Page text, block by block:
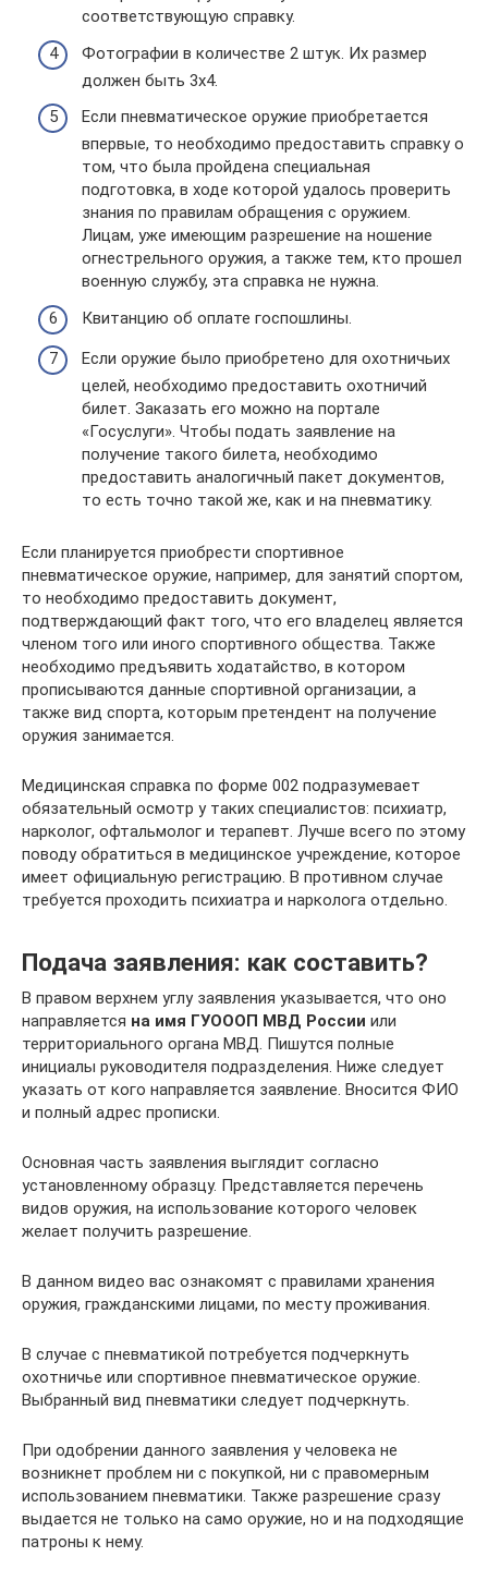
соответствующую справку.
Фотографии в количестве 2 штук. Их размер
должен быть 3х4.
Если пневматическое оружие приобретается
впервые, то необходимо предоставить справку о
том, что была пройдена специальная
подготовка, в ходе которой удалось проверить
знания по правилам обращения с оружием.
Лицам, уже имеющим разрешение на ношение
огнестрельного оружия, а также тем, кто прошел
военную службу, эта справка не нужна.
Квитанцию об оплате госпошлины.
Если оружие было приобретено для охотничьих
целей, необходимо предоставить охотничий
билет. Заказать его можно на портале
«Госуслуги». Чтобы подать заявление на
получение такого билета, необходимо
предоставить аналогичный пакет документов,
то есть точно такой же, как и на пневматику.
Если планируется приобрести спортивное
пневматическое оружие, например, для занятий спортом,
то необходимо предоставить документ,
подтверждающий факт того, что его владелец является
членом того или иного спортивного общества. Также
необходимо предъявить ходатайство, в котором
прописываются данные спортивной организации, а
также вид спорта, которым претендент на получение
оружия занимается.
Медицинская справка по форме 002 подразумевает
обязательный осмотр у таких специалистов: психиатр,
нарколог, офтальмолог и терапевт. Лучше всего по этому
поводу обратиться в медицинское учреждение, которое
имеет официальную регистрацию. В противном случае
требуется проходить психиатра и нарколога отдельно.
Подача заявления: как составить?
В правом верхнем углу заявления указывается, что оно
направляется на имя ГУОООП МВД России или
территориального органа МВД. Пишутся полные
инициалы руководителя подразделения. Ниже следует
указать от кого направляется заявление. Вносится ФИО
и полный адрес прописки.
Основная часть заявления выглядит согласно
установленному образцу. Представляется перечень
видов оружия, на использование которого человек
желает получить разрешение.
В данном видео вас ознакомят с правилами хранения
оружия, гражданскими лицами, по месту проживания.
В случае с пневматикой потребуется подчеркнуть
охотничье или спортивное пневматическое оружие.
Выбранный вид пневматики следует подчеркнуть.
При одобрении данного заявления у человека не
возникнет проблем ни с покупкой, ни с правомерным
использованием пневматики. Также разрешение сразу
выдается не только на само оружие, но и на подходящие
патроны к нему.